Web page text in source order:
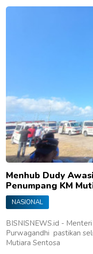
Menhub Dudy
Penumpang KM
NASIONAL
BISNISNEWS.id -
Purwagandhi pastikan
Mutiara Sentosa